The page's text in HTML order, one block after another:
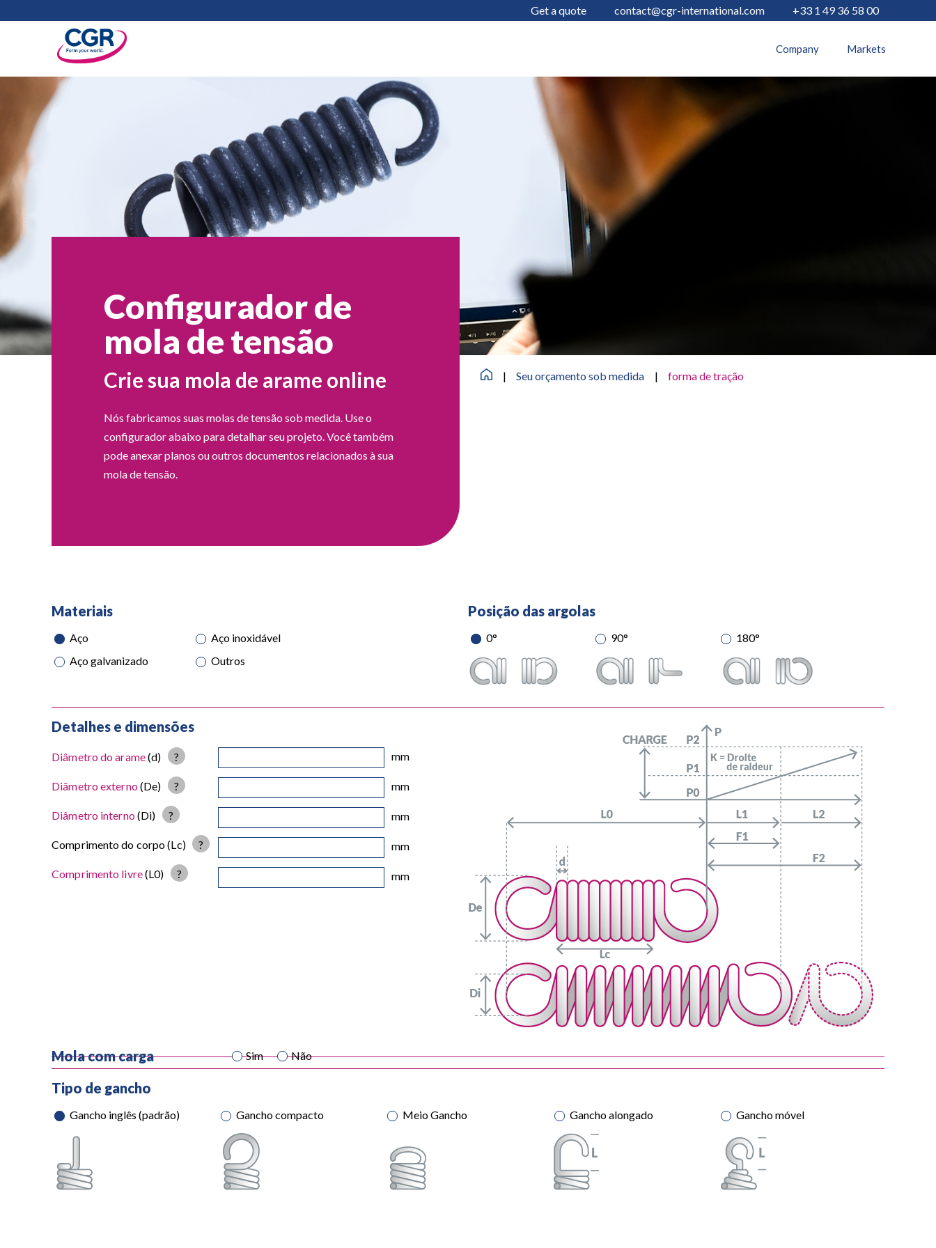
Get a quote contact@cgr-international.com +33 1 49 36 58 00
Company Markets
Configurador de
mola de tensão
Crie sua mola de arame online
Nós fabricamos suas molas de tensão sob medida. Use o
configurador abaixo para detalhar seu projeto. Você também
pode anexar planos ou outros documentos relacionados à sua
mola de tensão.
| Seu orçamento sob medida | forma de tração
Materiais
Aço
Aço inoxidável
Aço galvanizado
Outros
Posição das argolas
0° 90° 180°
Detalhes e dimensões
Diâmetro do arame(d) ?
Diâmetro externo (De) ?
Diâmetro interno (Di) ?
Comprimento do corpo(Lc) ?
Comprimento livre(L0) ?
mm
mm
mm
mm
mm
Mola com carga Sim Não
Tipo de gancho
Gancho inglês (padrão) Gancho compacto Meio Gancho Gancho alongado Gancho móvel